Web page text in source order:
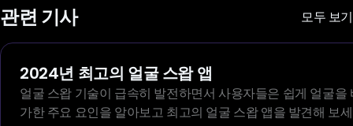
관련 기사 모두 보기
2024년 최고의 얼굴 스왑 앱
얼굴 스왑 기술이 급속히 발전하면서 사용자들은 쉽게 얼굴
가한 주요 요인을 알아보고 최고의 얼굴 스왑 앱을 발견해 보